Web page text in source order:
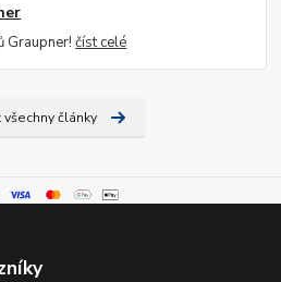
Graupner!číst celé
články